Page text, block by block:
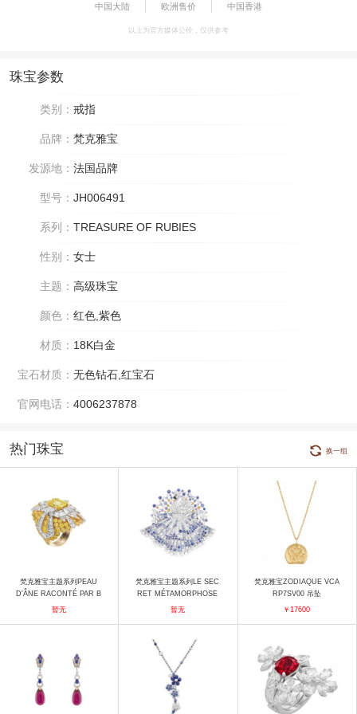
中国大陆 欧洲售价 中国香港
以上为官方媒体公价，仅供参考
珠宝参数
类别： 戒指
品牌： 梵克雅宝
发源地： 法国品牌
型号： JH006491
系列： TREASURE OF RUBIES
性别： 女士
主题： 高级珠宝
颜色： 红色,紫色
材质： 18K白金
宝石材质： 无色钻石,红宝石
官网电话： 4006237878
热门珠宝 换一组
梵克雅宝主题系列PEAU
D'ÂNE RACONTÉ PAR B
eaute celeste戒指 戒指
暂无
梵克雅宝主题系列LE SEC
RET MÉTAMORPHOSE
DU CYGNE 胸针 胸针
暂无
梵克雅宝ZODIAQUE VCA
RP7SV00 吊坠
￥17600